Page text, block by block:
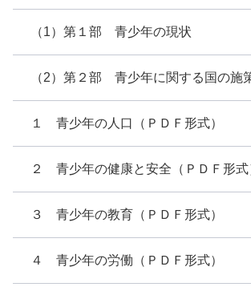
（1）第１部 青少年の現状
（2）第２部 青少年に関する国の施
１ 青少年の人口（ＰＤＦ形式）
２ 青少年の健康と安全（ＰＤＦ形式
３ 青少年の教育（ＰＤＦ形式）
４ 青少年の労働（ＰＤＦ形式）